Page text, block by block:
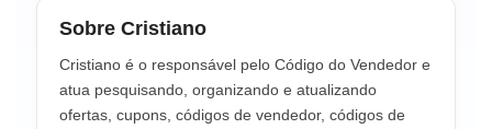
Sobre Cristiano
Cristiano é o responsável pelo Código do Vendedor e
atua pesquisando, organizando e atualizando
ofertas, cupons, códigos de vendedor, códigos de